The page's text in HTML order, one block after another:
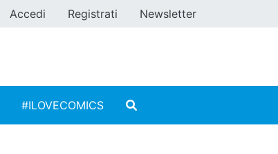
Accedi Registrati Newsletter
#ILOVECOMICS